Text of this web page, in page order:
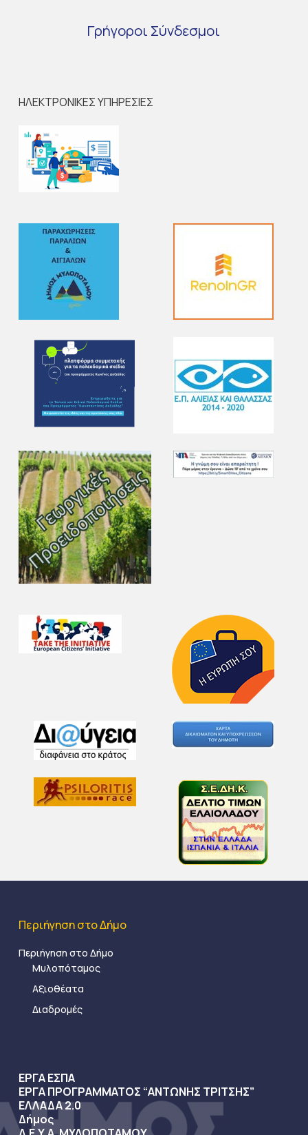
Γρήγοροι Σύνδεσμοι
ΗΛΕΚΤΡΟΝΙΚΕΣ ΥΠΗΡΕΣΙΕΣ
Περιήγηση στο Δήμο
Περιήγηση στο Δήμο
Μυλοπόταμος
Αξιοθέατα
Διαδρομές
ΕΡΓΑ ΕΣΠΑ
ΕΡΓΑ ΠΡΟΓΡΑΜΜΑΤΟΣ “ΑΝΤΩΝΗΣ ΤΡΙΤΣΗΣ”
ΕΛΛΑΔΑ 2.0
Δήμος